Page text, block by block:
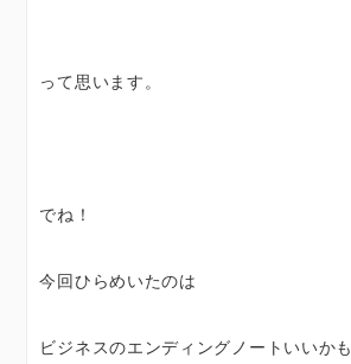
って思います。
でね！
今回ひらめいたのは
ビジネスのエンディングノートいいかも